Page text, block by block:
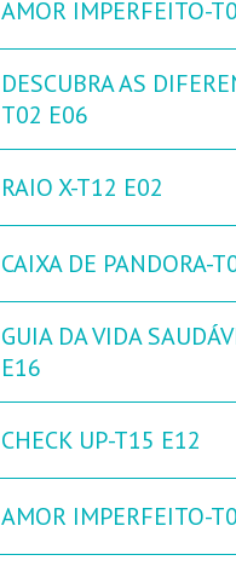
AMOR IMPERFEITO-
DESCUBRA AS
T02 E06
RAIO X-T12 E02
CAIXA DE PANDORA-
GUIA DA VIDA
E16
CHECK UP-T15 E12
AMOR IMPERFEITO-